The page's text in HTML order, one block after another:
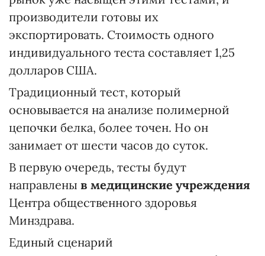
производители готовы их
экспортировать. Стоимость одного
индивидуального теста составляет 1,25
долларов США.
Традиционный тест, который
основывается на анализе полимерной
цепочки белка, более точен. Но он
занимает от шести часов до суток.
В первую очередь, тесты будут
направлены в медицинские учреждения
Центра общественного здоровья
Минздрава.
Единый сценарий